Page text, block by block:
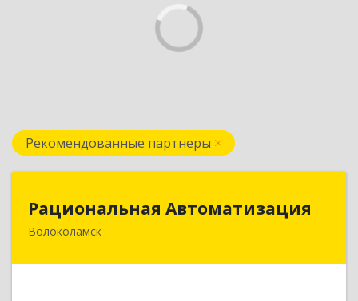
Рекомендованные партнеры
Рациональная Автоматизация
Волоколамск
143600, Московская обл, Волоколамский р-н,